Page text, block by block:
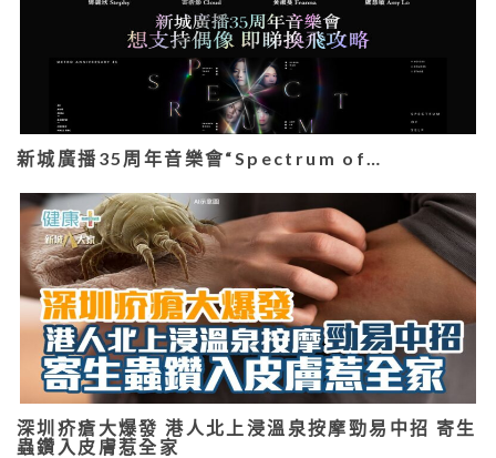
新城廣播35周年音樂會“Spectrum of…
深圳疥瘡大爆發 港人北上浸溫泉按摩勁易中招 寄生
蟲鑽入皮膚惹全家